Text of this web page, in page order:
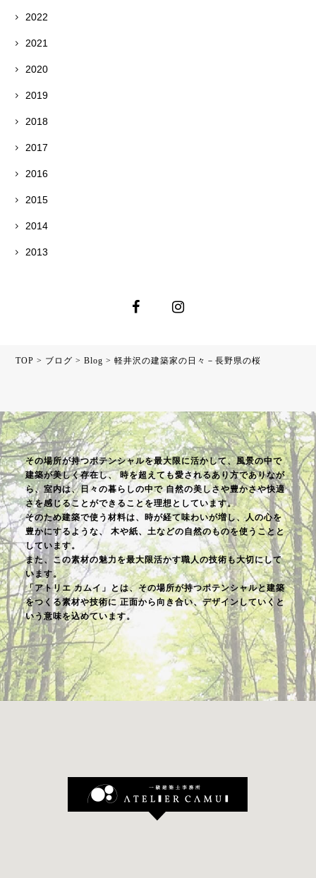
2022
2021
2020
2019
2018
2017
2016
2015
2014
2013
TOP > ブログ >Blog >軽井沢の建築家の日々－長野県の桜
その場所が持つポテンシャルを最大限に活かして、風景の中で
建築が美しく存在し、時を超えても愛されるあり方でありなが
ら、室内は、日々の暮らしの中で自然の美しさや豊かさや快適
さを感じることができることを理想としています。
そのため建築で使う材料は、時が経て味わいが増し、人の心を
豊かにするような、 木や紙、土などの自然のものを使うことと
しています。
また、この素材の魅力を最大限活かす職人の技術も大切にして
います。
「アトリエ カムイ」とは、その場所が持つポテンシャルと建築
をつくる素材や技術に 正面から向き合い、デザインしていくと
いう意味を込めています。